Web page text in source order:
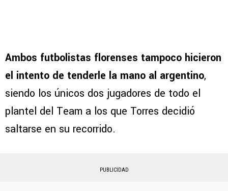
Ambos futbolistas florenses tampoco hicieron
el intento de tenderle la mano al argentino,
siendo los únicos dos jugadores de todo el
plantel del Team a los que Torres decidió
saltarse en su recorrido.
PUBLICIDAD